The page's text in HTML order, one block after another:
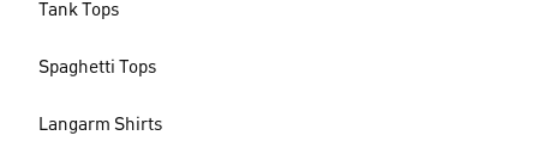
Tank Tops
Spaghetti Tops
Langarm Shirts